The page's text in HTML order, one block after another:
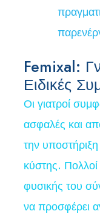
Femixal:
Ειδικές
Οι γιατροί
ασφαλές και
την
κύστης. Πολλοί
φυσικής του
να προσφέρει